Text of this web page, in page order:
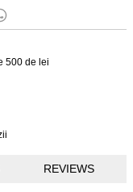
500 de lei
REVIEWS